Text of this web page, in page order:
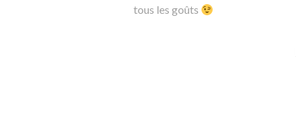
tous les goûts